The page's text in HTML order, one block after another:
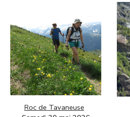
Roc de Tavaneuse